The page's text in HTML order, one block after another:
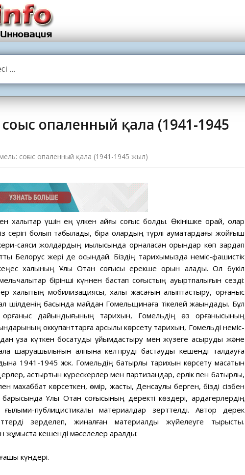
опаленный қала (1941-1945
соғыс опаленный қала (1941-1945 жыл)
халықтар үшін ең үлкен қайғы соғыс болды. Өкінішке орай, олар
серігі болып табылады, бірақ олардың түрлі аумақтардағы жойғыш
саяси жолдардың қиылысында орналасқан орындар көп зардап
Белорус жері де осындай. Біздің тарихымызда неміс-фашистік
кеңес халқының Ұлы Отан соғысы ерекше орын алады. Ол бүкіл
бірінші күннен бастап соғыстың ауыртпалығын сезді:
халықтың мобилизациясы, халық жасағын қалыптастыру, қорғаныс
шілденің басында майдан Гомельщинаға тікелей жақындады. Бұл
дайындығының тарихын, Гомельдің өз қорғанысының
оккупанттарға қарсылық көрсету тарихын, Гомельді неміс-
ұзақ күткен босатуды ұйымдастыру мен жүзеге асыруды және
шаруашылығын қалпына келтіруді бастауды кешенді талдауға
1941-1945 жж. Гомельдің батырлық тарихын көрсету мақсатын
астыртын күрескерлер мен партизандар, ерлік пен батырлық,
махаббат көрсеткен, өмір, жастық, Денсаулық берген, бізді сізбен
Ұлы Отан соғысының деректі көздері, ардагерлердің
ғылыми-публицистикалық материалдар зерттелді. Автор дерек
зерделеп, жиналған материалды жүйелеуге тырысты.
жұмыста кешенді мәселелер қаралды:
күндері.